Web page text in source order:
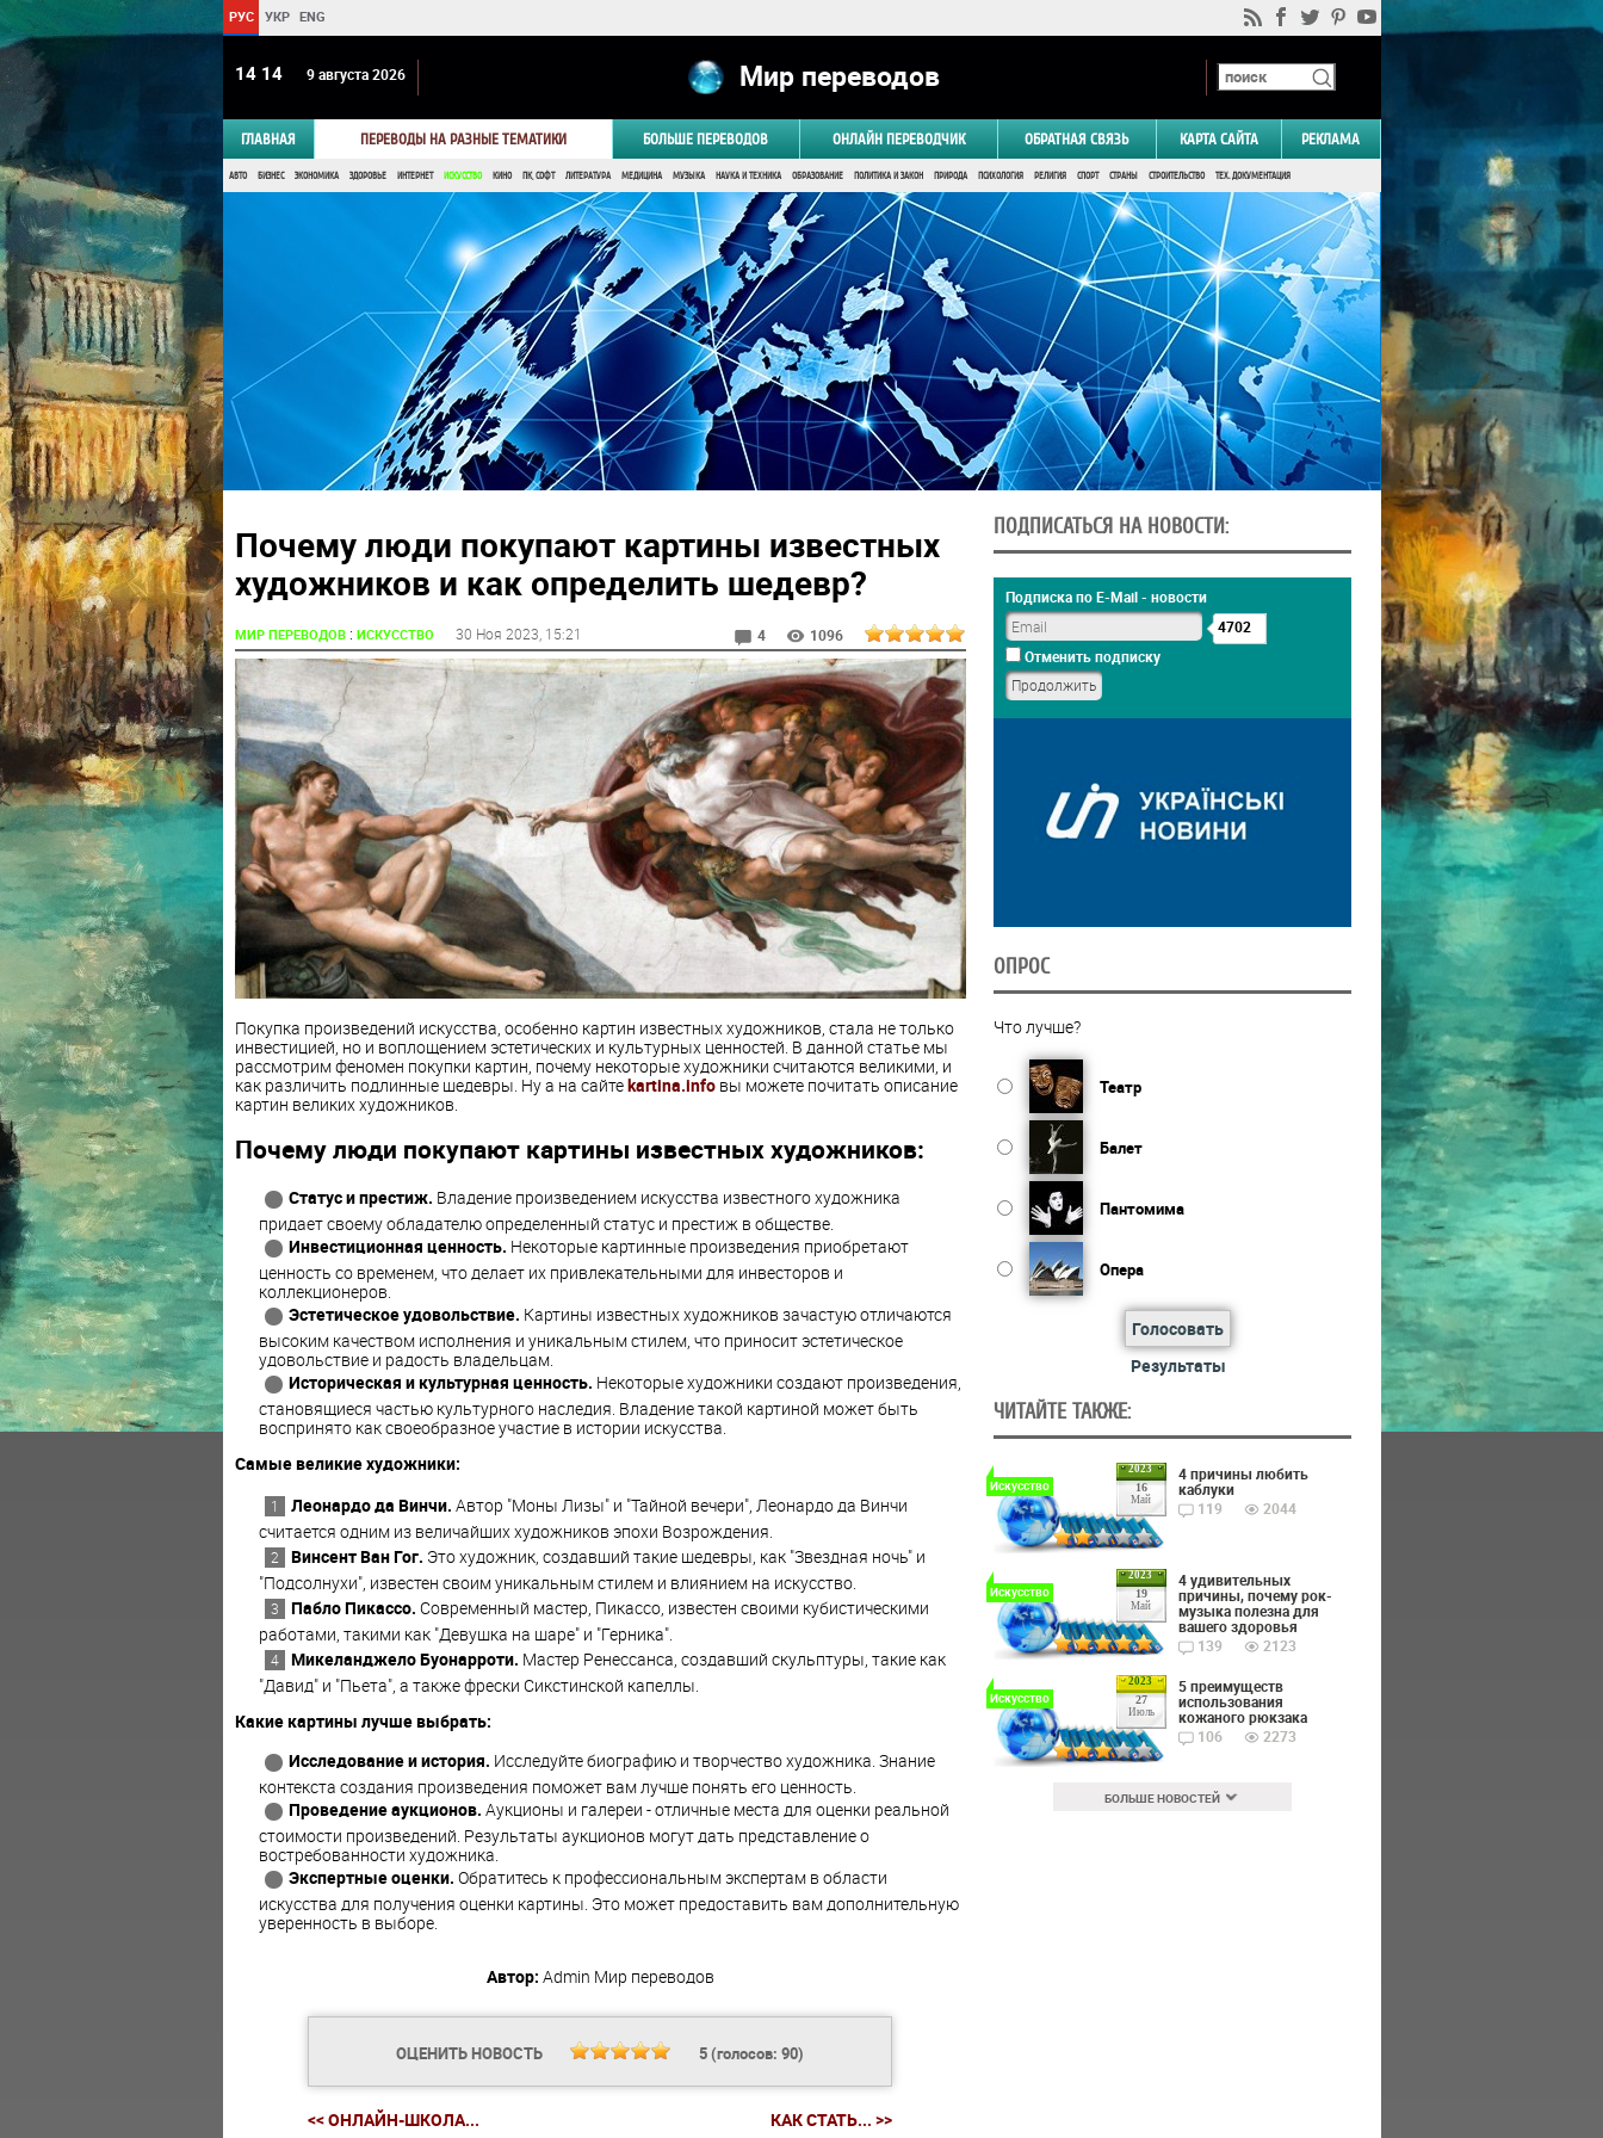
РУС УКР ENG
14:14 9 августа 2026 Мир переводов
ГЛАВНАЯ ПЕРЕВОДЫ НА РАЗНЫЕ ТЕМАТИКИ БОЛЬШЕ ПЕРЕВОДОВ ОНЛАЙН ПЕРЕВОДЧИК ОБРАТНАЯ СВЯЗЬ КАРТА САЙТА РЕКЛАМА
АВТО БИЗНЕС ЭКОНОМИКА ЗДОРОВЬЕ ИНТЕРНЕТ ИСКУССТВО КИНО ПК, СОФТ ЛИТЕРАТУРА МЕДИЦИНА МУЗЫКА НАУКА И ТЕХНИКА ОБРАЗОВАНИЕ ПОЛИТИКА И ЗАКОН ПРИРОДА ПСИХОЛОГИЯ РЕЛИГИЯ СПОРТ СТРАНЫ СТРОИТЕЛЬСТВО ТЕХ. ДОКУМЕНТАЦИЯ
Почему люди покупают картины известных
художников и как определить шедевр?
МИР ПЕРЕВОДОВ: ИСКУССТВО 30 Ноя 2023 , 15:21 4 1096
Покупка произведений искусства, особенно картин известных художников, стала не только
инвестицией, но и воплощением эстетических и культурных ценностей. В данной статье мы
рассмотрим феномен покупки картин, почему некоторые художники считаются великими, и
как различить подлинные шедевры. Ну а на сайтеkartina.infoвы можете почитать описание
картин великих художников.
Почему люди покупают картины известных художников:
Статус и престиж. Владение произведением искусства известного художника
придает своему обладателю определенный статус и престиж в обществе.
Инвестиционная ценность. Некоторые картинные произведения приобретают
ценность со временем, что делает их привлекательными для инвесторов и
коллекционеров.
Эстетическое удовольствие. Картины известных художников зачастую отличаются
высоким качеством исполнения и уникальным стилем, что приносит эстетическое
удовольствие и радость владельцам.
Историческая и культурная ценность. Некоторые художники создают произведения,
становящиеся частью культурного наследия. Владение такой картиной может быть
воспринято как своеобразное участие в истории искусства.
Самые великие художники:
Леонардо да Винчи. Автор "Моны Лизы" и "Тайной вечери", Леонардо да Винчи
считается одним из величайших художников эпохи Возрождения.
Винсент Ван Гог. Это художник, создавший такие шедевры, как "Звездная ночь" и
"Подсолнухи", известен своим уникальным стилем и влиянием на искусство.
Пабло Пикассо. Современный мастер, Пикассо, известен своими кубистическими
работами, такими как "Девушка на шаре" и "Герника".
Микеланджело Буонарроти. Мастер Ренессанса, создавший скульптуры, такие как
"Давид" и "Пьета", а также фрески Сикстинской капеллы.
Какие картины лучше выбрать:
Исследование и история. Исследуйте биографию и творчество художника. Знание
контекста создания произведения поможет вам лучше понять его ценность.
Проведение аукционов. Аукционы и галереи - отличные места для оценки реальной
стоимости произведений. Результаты аукционов могут дать представление о
востребованности художника.
Экспертные оценки. Обратитесь к профессиональным экспертам в области
искусства для получения оценки картины. Это может предоставить вам дополнительную
уверенность в выборе.
Автор: Admin Мир переводов
ОЦЕНИТЬ НОВОСТЬ 5(голосов: 90)
<< ОНЛАЙН-ШКОЛА... КАК СТАТЬ... >>
ПОДПИСАТЬСЯ НА НОВОСТИ:
Подписка по E-Mail - новости
4702
Отменить подписку
ОПРОС
Что лучше?
Театр
Балет
Пантомима
Опера
Голосовать
Результаты
ЧИТАЙТЕ ТАКЖЕ:
2023
16
Май
Искусство
4 причины любить
каблуки
119
2044
2023
19
Май
Искусство
4 удивительных
причины, почему рок-
музыка полезна для
вашего здоровья
139
2123
2023
27
Июль
Искусство
5 преимуществ
использования
кожаного рюкзака
106
2273
БОЛЬШЕ НОВОСТЕЙ